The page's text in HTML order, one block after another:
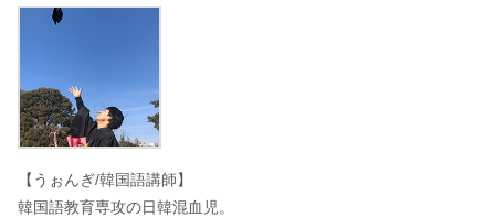
うぉんぎ
【うぉんぎ/韓国語講師】
韓国語教育専攻の日韓混血児。